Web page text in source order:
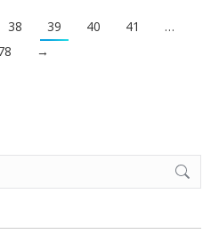
38 39 40 41
…
→